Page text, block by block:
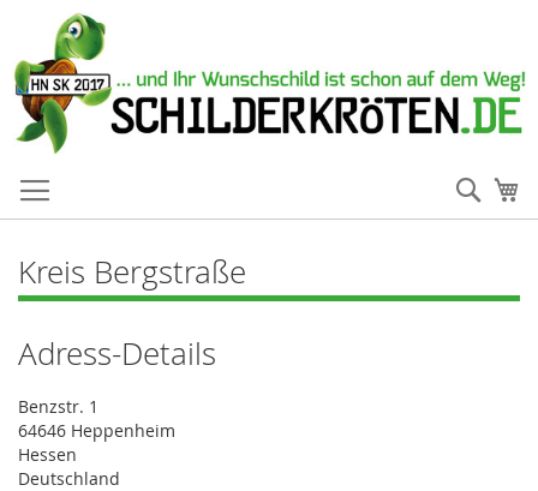
Kreis Bergstraße
Adress-Details
Benzstr. 1
64646 Heppenheim
Hessen
Deutschland